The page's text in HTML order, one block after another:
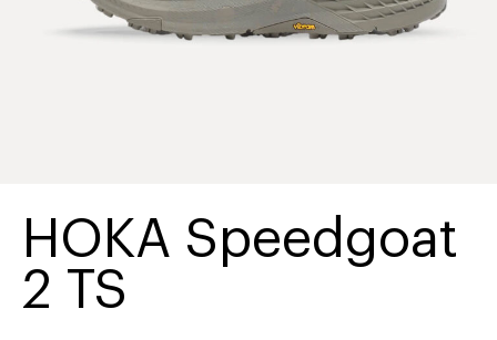
HOKA Speedgoat
2 TS